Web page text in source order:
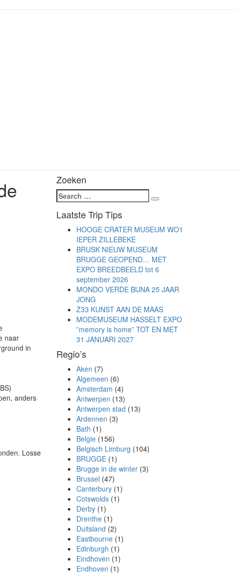
naar
in
anders
Losse
Zoeken
Search
for:
Search
Laatste Trip Tips
HOOGE CRATER MUSEUM WO1
IEPER ZILLEBEKE
BRUSK NIEUW MUSEUM
BRUGGE GEOPEND… MET
EXPO BREEDBEELD tot 6
september 2026
MONDO VERDE BIJNA 25 JAAR
JONG
Z33 KUNST AAN DE MAAS
MODEMUSEUM HASSELT EXPO
”memory is home” TOT EN MET
31 JANUARI 2027
Regio’s
Aken (7)
Algemeen (6)
Amsterdam (4)
Antwerpen (13)
Antwerpen stad (13)
Ardennen (3)
Bath (1)
Belgie(156)
Belgisch Limburg (104)
BRUGGE(1)
Brugge in de winter(3)
Brussel (47)
Canterbury(1)
Cotswolds(1)
Derby(1)
Drenthe(1)
Duitsland (2)
Eastbourne(1)
Edinburgh (1)
Eindhoven (1)
Endhoven (1)